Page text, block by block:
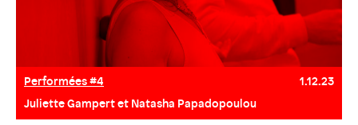
Performées #4
1.12.23
Juliette Gampert et Natasha Papadopoulou